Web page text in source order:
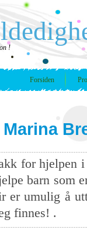
!
Forsiden
Marina
for hjelpen
barn som
er umulig å
finnes! .